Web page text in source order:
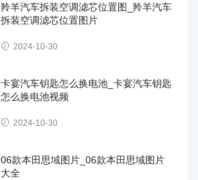
羚羊汽车拆装空调滤芯位置图_羚羊汽车
拆装空调滤芯位置图片
2024-10-30
卡宴汽车钥匙怎么换电池_卡宴汽车钥匙
怎么换电池视频
2024-10-30
06款本田思域图片_06款本田思域图片
大全